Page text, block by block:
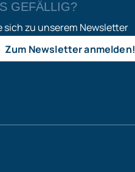
GEFÄLLIG?
sich zu unserem Newsletter
Zum Newsletter anmelden!